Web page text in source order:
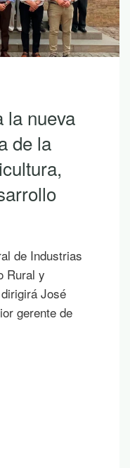
la nueva
de la
de Industrias
Rural y
José
gerente de